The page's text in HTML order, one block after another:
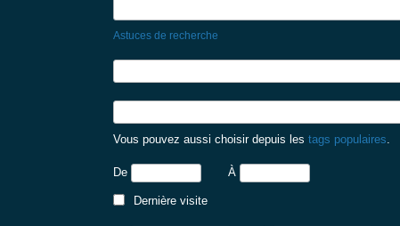
Astuces de recherche
Vous pouvez aussi choisir depuis les tags populaires.
De À
Dernière visite